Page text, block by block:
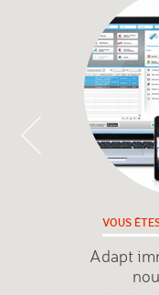
VOUS
Adapt